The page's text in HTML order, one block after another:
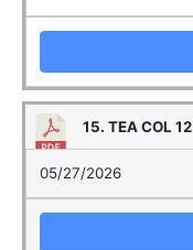
15. TEA COL 12
05/27/2026